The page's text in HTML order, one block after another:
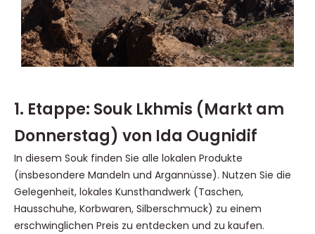
1. Etappe: Souk Lkhmis (Markt am
Donnerstag) von Ida Ougnidif
In diesem Souk finden Sie alle lokalen Produkte
(insbesondere Mandeln und Argannüsse). Nutzen Sie die
Gelegenheit, lokales Kunsthandwerk (Taschen,
Hausschuhe, Korbwaren, Silberschmuck) zu einem
erschwinglichen Preis zu entdecken und zu kaufen.